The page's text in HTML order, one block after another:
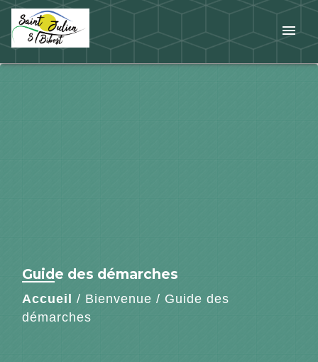
menu
Guide des démarches
Accueil / Bienvenue / Guide des
démarches